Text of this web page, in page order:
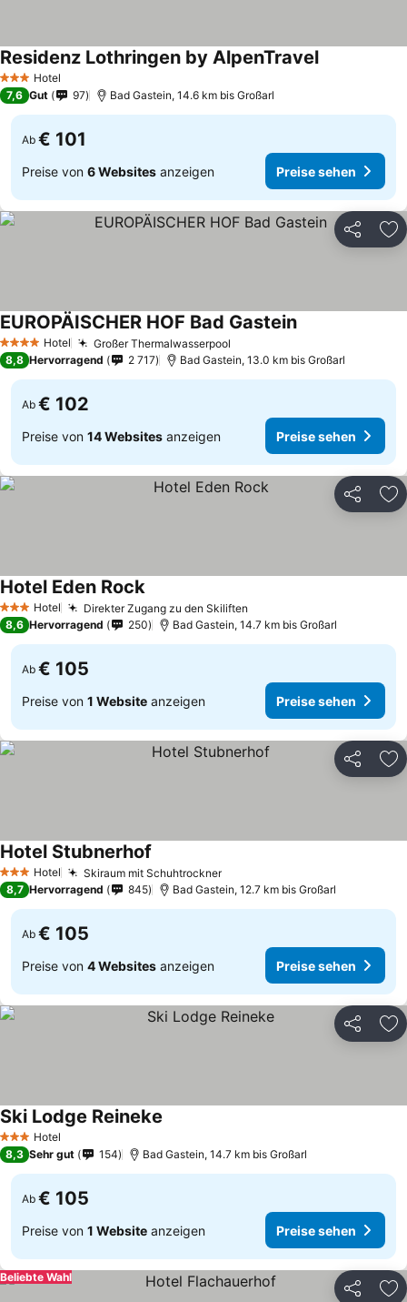
3 SterneHotel
Residenz Lothringen by AlpenTravel
7,6 Gut 97 Bad Gastein, 14.6 km bis Großarl
Ab € 101
Preise von 6 Websites anzeigen Preise sehen
Teilen
4 Sterne Hotel Großer Thermalwasserpool
EUROPÄISCHER HOF Bad Gastein
8,8 Hervorragend 2 717 Bad Gastein, 13.0 km bis Großarl
Ab € 102
Preise von 14 Websites anzeigen Preise sehen
Teilen
3 SterneHotel Direkter Zugang zu den Skiliften
Hotel Eden Rock
8,6 Hervorragend 250 Bad Gastein, 14.7 km bis Großarl
Ab € 105
Preise von 1 Website anzeigen Preise sehen
Teilen
3 SterneHotel Skiraum mit Schuhtrockner
Hotel Stubnerhof
8,7 Hervorragend 845 Bad Gastein, 12.7 km bis Großarl
Ab € 105
Preise von 4 Websites anzeigen Preise sehen
Teilen
3 SterneHotel
Ski Lodge Reineke
8,3 Sehr gut 154 Bad Gastein, 14.7 km bis Großarl
Ab € 105
Preise von 1 Website anzeigen Preise sehen
Teilen
Beliebte Wahl